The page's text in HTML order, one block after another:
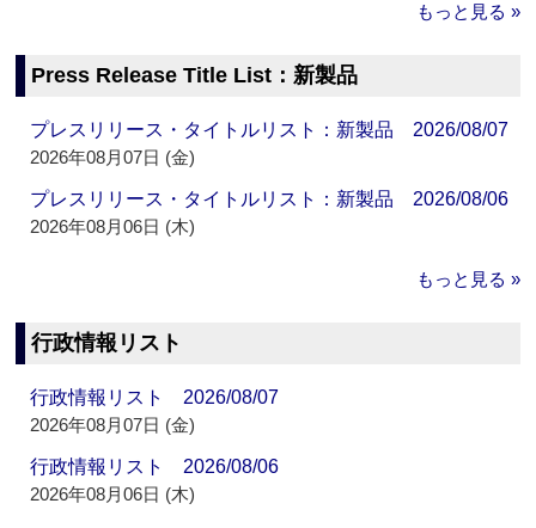
もっと見る »
Press Release Title List：新製品
プレスリリース・タイトルリスト：新製品 2026/08/07
2026年08月07日 (金)
プレスリリース・タイトルリスト：新製品 2026/08/06
2026年08月06日 (木)
もっと見る »
行政情報リスト
行政情報リスト 2026/08/07
2026年08月07日 (金)
行政情報リスト 2026/08/06
2026年08月06日 (木)